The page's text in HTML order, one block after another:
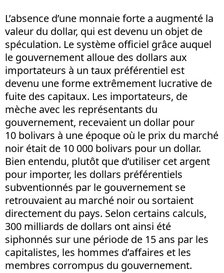
L’absence d’une monnaie forte a augmenté la
valeur du dollar, qui est devenu un objet de
spéculation. Le système officiel grâce auquel
le gouvernement alloue des dollars aux
importateurs à un taux préférentiel est
devenu une forme extrêmement lucrative de
fuite des capitaux. Les importateurs, de
mèche avec les représentants du
gouvernement, recevaient un dollar pour
10 bolivars à une époque où le prix du marché
noir était de 10 000 bolivars pour un dollar.
Bien entendu, plutôt que d’utiliser cet argent
pour importer, les dollars préférentiels
subventionnés par le gouvernement se
retrouvaient au marché noir ou sortaient
directement du pays. Selon certains calculs,
300 milliards de dollars ont ainsi été
siphonnés sur une période de 15 ans par les
capitalistes, les hommes d’affaires et les
membres corrompus du gouvernement.